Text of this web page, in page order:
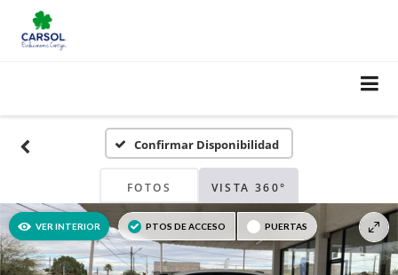
Confirmar Disponibilidad
FOTOS VISTA 360°